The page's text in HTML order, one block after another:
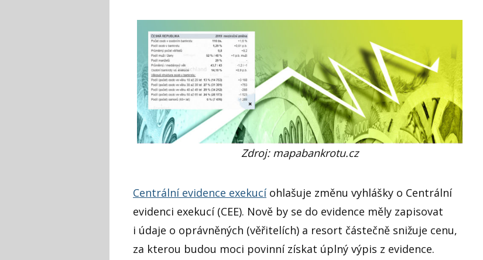
Zdroj: mapabankrotu.cz
Centrální evidence exekucíohlašuje změnu vyhlášky o Centrální
evidenci exekucí (CEE). Nově by se do evidence měly zapisovat
i údaje o oprávněných (věřitelích) a resort částečně snižuje cenu,
za kterou budou moci povinní získat úplný výpis z evidence.